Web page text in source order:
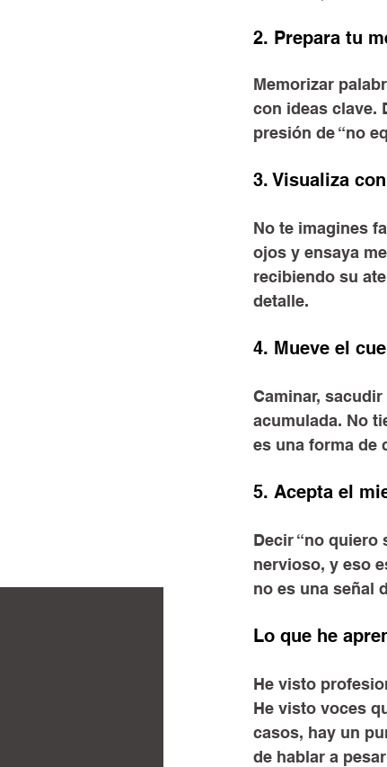
2. Prepara tu
Memorizar
con ideas clave.
presión de “no
3. Visualiza
No te imagines
ojos y ensaya
recibiendo su
detalle.
4. Mueve el
Caminar,
acumulada. No
es una forma de
5. Acepta el
Decir “no quiero
nervioso, y eso
no es una señal
Lo que he
He visto
He visto voces
casos, hay un
de hablar a